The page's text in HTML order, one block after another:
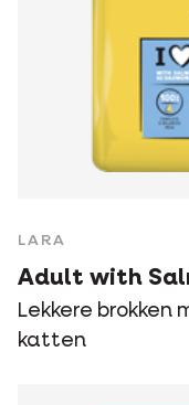
LARA
Adult with
Lekkere brokken
katten